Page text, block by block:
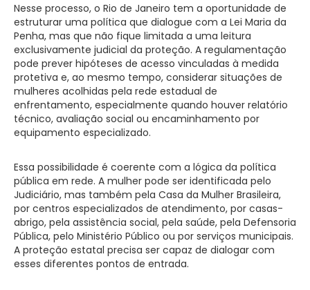
Nesse processo, o Rio de Janeiro tem a oportunidade de
estruturar uma política que dialogue com a Lei Maria da
Penha, mas que não fique limitada a uma leitura
exclusivamente judicial da proteção. A regulamentação
pode prever hipóteses de acesso vinculadas à medida
protetiva e, ao mesmo tempo, considerar situações de
mulheres acolhidas pela rede estadual de
enfrentamento, especialmente quando houver relatório
técnico, avaliação social ou encaminhamento por
equipamento especializado.
Essa possibilidade é coerente com a lógica da política
pública em rede. A mulher pode ser identificada pelo
Judiciário, mas também pela Casa da Mulher Brasileira,
por centros especializados de atendimento, por casas-
abrigo, pela assistência social, pela saúde, pela Defensoria
Pública, pelo Ministério Público ou por serviços municipais.
A proteção estatal precisa ser capaz de dialogar com
esses diferentes pontos de entrada.